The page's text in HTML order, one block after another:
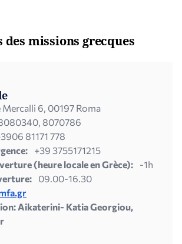
des missions grecques
Mercalli 6, 00197 Roma
8070786
81171 778
+39 3755171215
(heure locale en Grèce):
-1h
09.00-16.30
Aikaterini- Katia Georgiou,